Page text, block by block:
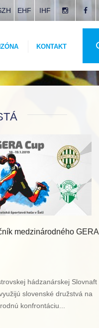
EHF IHF
KONTAKT
medzinárodného GERA
hádzanárskej Slovnaft
slovenské družstvá na
konfrontáciu...